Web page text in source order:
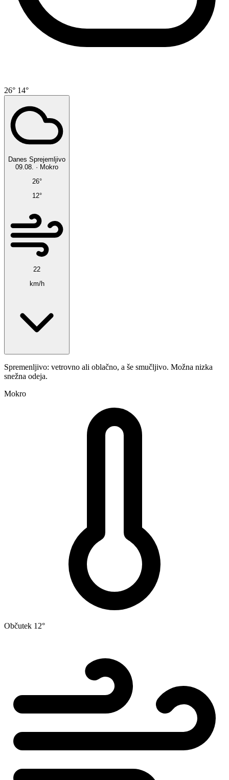
26° 14°
Danes Sprejemljivo
09.08. · Mokro
26°
12°
22
km/h
Spremenljivo: vetrovno ali oblačno, a še smučljivo. Možna nizka
snežna odeja.
Mokro
Občutek 12°